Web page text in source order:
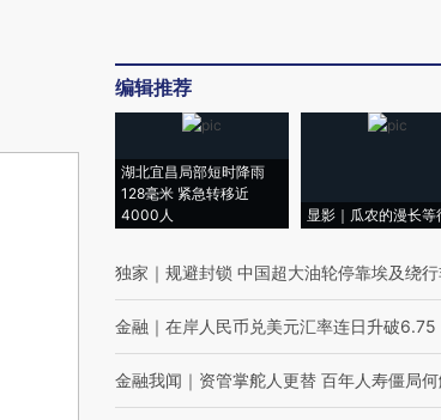
编辑推荐
湖北宜昌局部短时降雨
128毫米 紧急转移近
4000人
显影｜瓜农的漫长等
独家 ｜ 规避封锁 中国超大油轮停靠埃及绕
金融 ｜ 在岸人民币兑美元汇率连日升破6.75
金融我闻 ｜ 资管掌舵人更替 百年人寿僵局